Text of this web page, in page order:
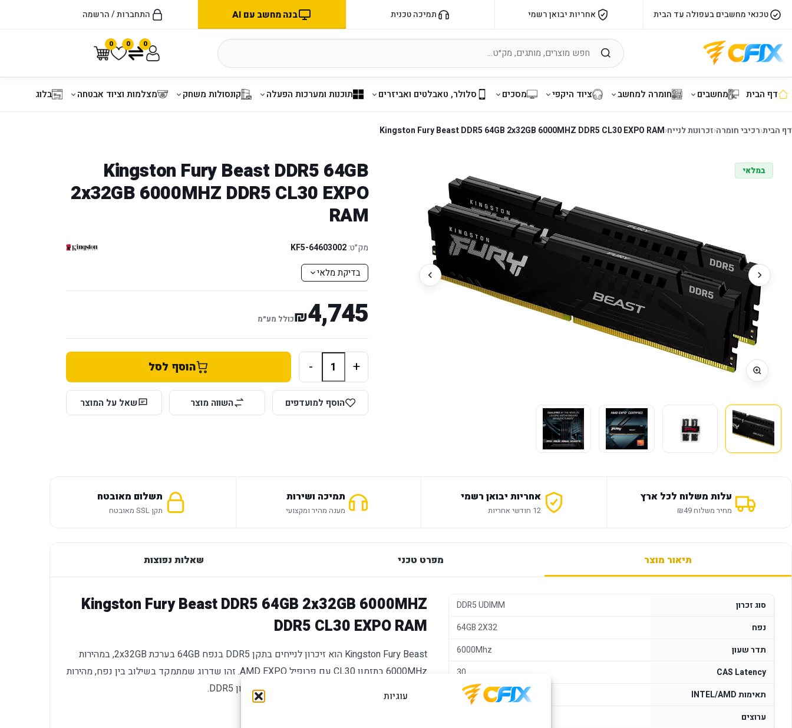
עוגיות
טכנאי מחשבים בעפולה עד הבית אחריות יבואן רשמי תמיכה טכנית בנה מחשב עם AI התחברות / הרשמה
0 0 0
דף הבית מחשבים חומרה למחשב ציוד היקפי מסכים סלולר, טאבלטים ואביזרים תוכנות ומערכות הפעלה קונסולות משחק מצלמות וציוד אבטחה בלוג
דף הבית‹רכיבי חומרה‹זכרונות לנייח‹
Kingston Fury Beast DDR5 64GB 2x32GB 6000MHZ DDR5 CL30 EXPO RAM
במלאי
Kingston Fury Beast DDR5 64GB
2x32GB 6000MHZ DDR5 CL30 EXPO
RAM
מק״ט:KF5-64603002
בדיקת מלאי
4,745
₪כולל מע״מ
+
- הוסף לסל
הוסף למועדפים השווה מוצר שאל על המוצר
עלות משלוח לכל ארץ
מחיר משלוח ₪49
אחריות יבואן רשמי
12 חודשי אחריות
תמיכה ושירות
מענה מהיר ומקצועי
תשלום מאובטח
תקן SSL מאובטח
תיאור מוצר מפרט טכני שאלות נפוצות
סוג זכרון
DDR5 UDIMM
נפח
64GB 2X32
תדר שעון
6000Mhz
CAS Latency
30
תאימות INTEL/AMD
AMD EXPO
ערוצים
Kingston Fury Beast DDR5 64GB 2x32GB 6000MHZ
DDR5 CL30 EXPO RAM
Kingston Fury Beast הוא זיכרון לנייחים בתקן DDR5 בנפח 64GB בערכת 2x32GB, במהירות
6000MHz בתזמון CL30 עם פרופיל AMD EXPO. זהו שדרוג שמתמקד בשילוב בין נפח, מהירות
ותאימות למערכות נייחות עדכניות שתומכות בזיכרון DDR5.